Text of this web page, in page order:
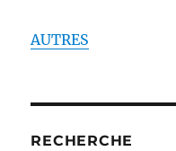
AUTRES
RECHERCHE